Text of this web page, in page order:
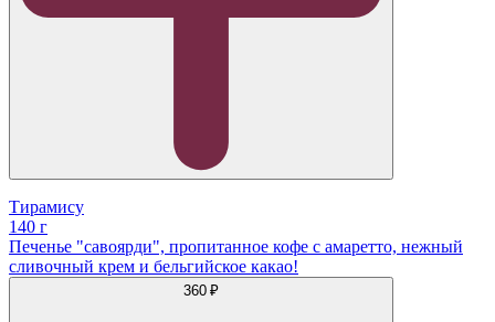
Тирамису
140 г
Печенье "савоярди", пропитанное кофе с амаретто, нежный
сливочный крем и бельгийское какао!
360 ₽